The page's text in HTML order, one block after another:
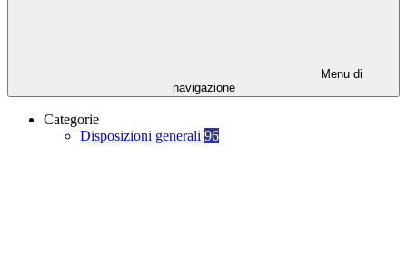
Menu di
navigazione
Categorie
Disposizioni generali 96